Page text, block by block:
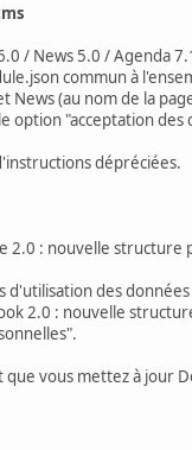
/ News 5.0 / Agenda
commun à
(au nom de la
option "acceptation
dépréciées.
2.0 : nouvelle
des
2.0 : nouvelle
que vous mettez à jour